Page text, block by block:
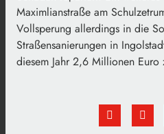
Maximlianstraße am
Vollsperung allerdings in die
Straßensanierungen in
diesem Jahr 2,6 Millionen Euro